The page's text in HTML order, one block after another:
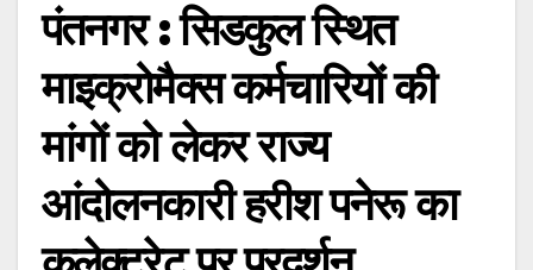
पंतनगर : सिडकुल स्थित
माइक्रोमैक्स कर्मचारियों की
मांगों को लेकर राज्य
आंदोलनकारी हरीश पनेरू का